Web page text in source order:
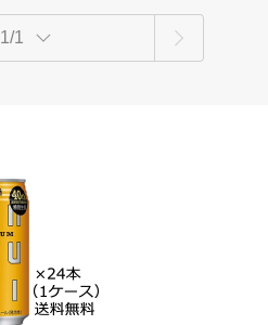
1/1